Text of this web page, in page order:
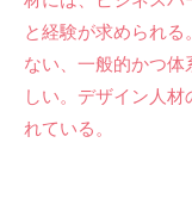
と経験が求められ
ない、一般的かつ体
しい。デザイン人
れている。